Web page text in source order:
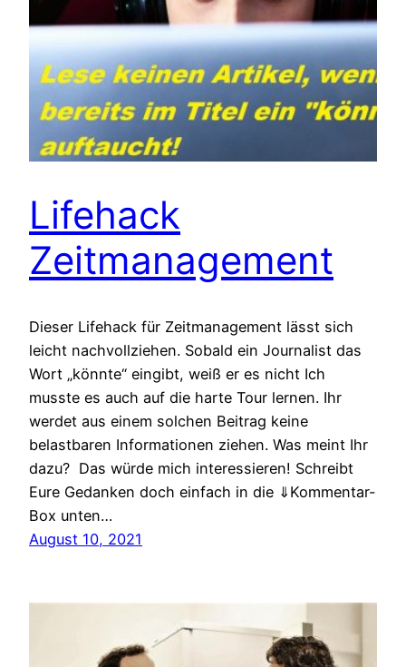
Lifehack
Zeitmanagement
Dieser Lifehack für Zeitmanagement lässt sich
leicht nachvollziehen. Sobald ein Journalist das
Wort „könnte“ eingibt, weiß er es nicht Ich
musste es auch auf die harte Tour lernen. Ihr
werdet aus einem solchen Beitrag keine
belastbaren Informationen ziehen. Was meint Ihr
dazu? Das würde mich interessieren! Schreibt
Eure Gedanken doch einfach in die ⇓Kommentar-
Box unten…
August 10, 2021